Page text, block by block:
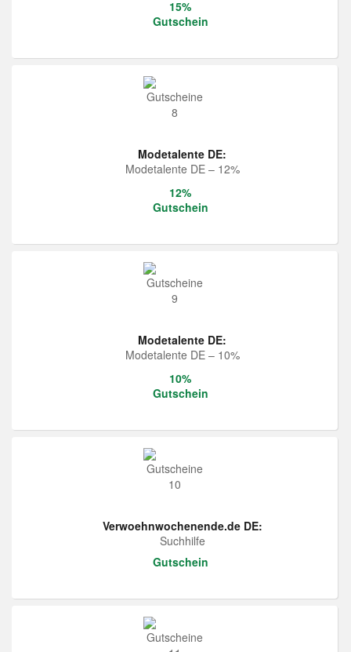
15%
Gutschein
Modetalente DE:
Modetalente DE – 12%
12%
Gutschein
Modetalente DE:
Modetalente DE – 10%
10%
Gutschein
Verwoehnwochenende.de DE:
Suchhilfe
Gutschein